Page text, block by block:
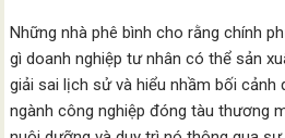
Những nhà phê bình cho rằng chính
gì doanh nghiệp tư nhân có thể sản
giải sai lịch sử và hiểu nhầm bối cảnh
ngành công nghiệp đóng tàu thương